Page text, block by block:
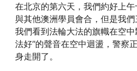
在北京的第六天，我們約好上
與其他澳洲學員會合，但是我們
我們看到法輪大法的旗幟在空中
法好”的聲音在空中迴盪，警察
身走開了。